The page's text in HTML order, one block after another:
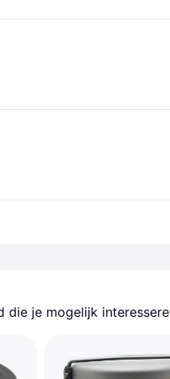
die je mogelijk